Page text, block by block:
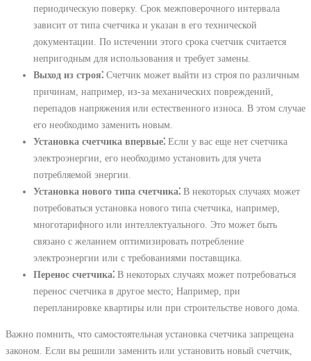
периодическую поверку. Срок межповерочного интервала
зависит от типа счетчика и указан в его технической
документации. По истечении этого срока счетчик считается
непригодным для использования и требует замены.
Выход из строя⁚ Счетчик может выйти из строя по различным
причинам, например, из-за механических повреждений,
перепадов напряжения или естественного износа. В этом случае
его необходимо заменить новым.
Установка счетчика впервые⁚ Если у вас еще нет счетчика
электроэнергии, его необходимо установить для учета
потребляемой энергии.
Установка нового типа счетчика⁚ В некоторых случаях может
потребоваться установка нового типа счетчика, например,
многотарифного или интеллектуального. Это может быть
связано с желанием оптимизировать потребление
электроэнергии или с требованиями поставщика.
Перенос счетчика⁚ В некоторых случаях может потребоваться
перенос счетчика в другое место; Например, при
перепланировке квартиры или при строительстве нового дома.
Важно помнить, что самостоятельная установка счетчика запрещена
законом. Если вы решили заменить или установить новый счетчик,